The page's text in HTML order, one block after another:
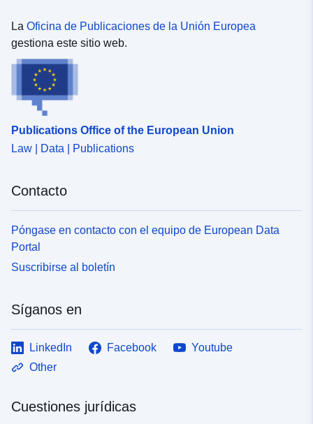
La Oficina de Publicaciones de la Unión Europea
gestiona este sitio web.
Publications Office of the European Union
Law | Data | Publications
Contacto
Póngase en contacto con el equipo de European Data
Portal
Suscribirse al boletín
Síganos en
LinkedIn Facebook
Youtube
Other
Cuestiones jurídicas